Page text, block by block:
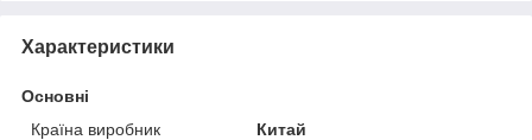
Характеристики
Основні
Країна виробник
Китай